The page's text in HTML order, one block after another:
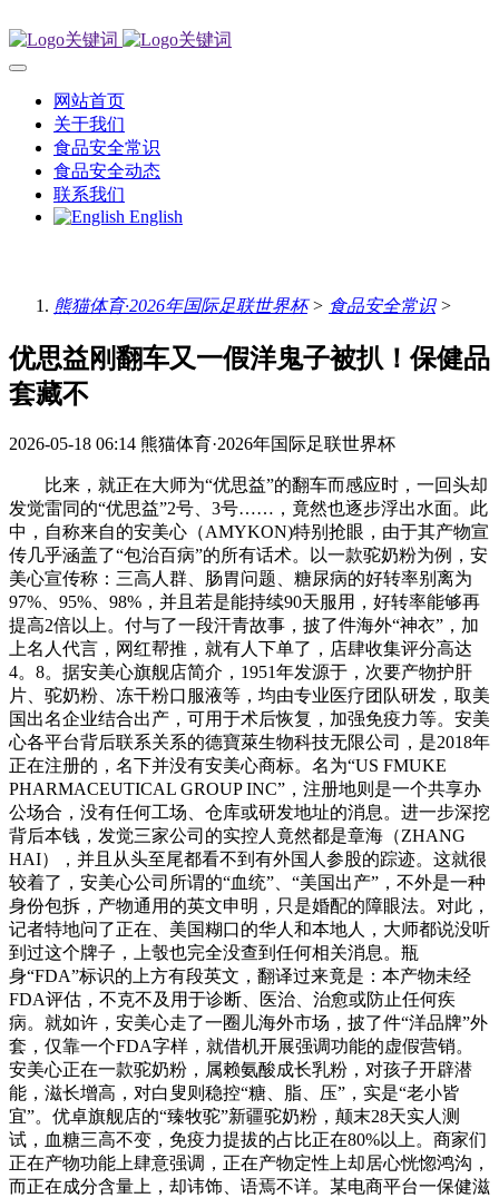
网站首页
关于我们
食品安全常识
食品安全动态
联系我们
English
熊猫体育·2026年国际足联世界杯> 食品安全常识>
优思益刚翻车又一假洋鬼子被扒！保健品
套藏不
2026-05-18 06:14 熊猫体育·2026年国际足联世界杯
比来，就正在大师为“优思益”的翻车而感应时，一回头却
发觉雷同的“优思益”2号、3号……，竟然也逐步浮出水面。此
中，自称来自的安美心（AMYKON)特别抢眼，由于其产物宣
传几乎涵盖了“包治百病”的所有话术。以一款驼奶粉为例，安
美心宣传称：三高人群、肠胃问题、糖尿病的好转率别离为
97%、95%、98%，并且若是能持续90天服用，好转率能够再
提高2倍以上。付与了一段汗青故事，披了件海外“神衣”，加
上名人代言，网红帮推，就有人下单了，店肆收集评分高达
4。8。据安美心旗舰店简介，1951年发源于，次要产物护肝
片、驼奶粉、冻干粉口服液等，均由专业医疗团队研发，取美
国出名企业结合出产，可用于术后恢复，加强免疫力等。安美
心各平台背后联系关系的德寶萊生物科技无限公司，是2018年
正在注册的，名下并没有安美心商标。名为“US FMUKE
PHARMACEUTICAL GROUP INC”，注册地则是一个共享办
公场合，没有任何工场、仓库或研发地址的消息。进一步深挖
背后本钱，发觉三家公司的实控人竟然都是章海（ZHANG
HAI），并且从头至尾都看不到有外国人参股的踪迹。这就很
较着了，安美心公司所谓的“血统”、“美国出产”，不外是一种
身份包拆，产物通用的英文申明，只是婚配的障眼法。对此，
记者特地问了正在、美国糊口的华人和本地人，大师都说没听
到过这个牌子，上彀也完全没查到任何相关消息。瓶
身“FDA”标识的上方有段英文，翻译过来竟是：本产物未经
FDA评估，不克不及用于诊断、医治、治愈或防止任何疾
病。就如许，安美心走了一圈儿海外市场，披了件“洋品牌”外
套，仅靠一个FDA字样，就借机开展强调功能的虚假营销。
安美心正在一款驼奶粉，属赖氨酸成长乳粉，对孩子开辟潜
能，滋长增高，对白叟则稳控“糖、脂、压”，实是“老小皆
宜”。优卓旗舰店的“臻牧驼”新疆驼奶粉，颠末28天实人测
试，血糖三高不变，免疫力提拔的占比正在80%以上。商家们
正在产物功能上肆意强调，正在产物定性上却居心恍惚鸿沟，
而正在成分含量上，却讳饰、语焉不详。某电商平台一保健滋